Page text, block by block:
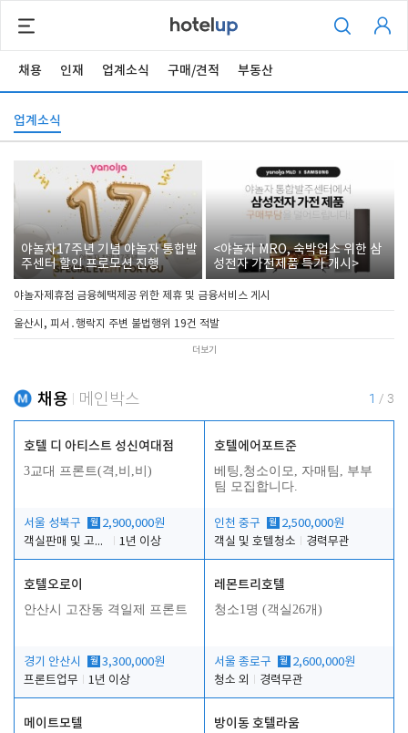
채용 인재 업계소식 구매/견적 부동산
업계소식
야놀자17주년 기념 야놀자 통합발
주센터 할인 프로모션 진행
<야놀자 MRO, 숙박업소 위한 삼
성전자 가전제품 특가 개시>
야놀자제휴점 금융혜택제공 위한 제휴 및 금융서비스 게시
울산시, 피서․행락지 주변 불법행위 19건 적발
더보기
채용 메인박스 1 / 3
호텔 디 아티스트 성신여대점
3교대 프론트(격,비,비)
서울 성북구 월 2,900,000원
객실판매 및 고객응대
1년 이상
호텔에어포트준
베팅,청소이모, 자매팀, 부부
팀 모집합니다.
인천 중구 월 2,500,000원
객실 및 호텔청소
경력무관
호텔오로이
안산시 고잔동 격일제 프론트
경기 안산시 월 3,300,000원
프론트업무
1년 이상
레몬트리호텔
청소1명 (객실26개)
서울 종로구 월 2,600,000원
청소 외
경력무관
메이트모텔 방이동 호텔라움